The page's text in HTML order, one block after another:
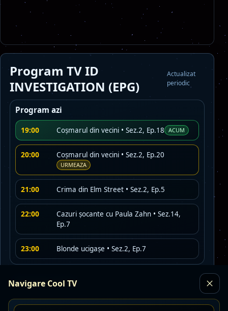
Navigare Cool TV
Program TV ID
INVESTIGATION (EPG)
Actualizat
periodic
Program azi
19:00 Coşmarul din vecini • Sez.2, Ep.18 ACUM
20:00 Coşmarul din vecini • Sez.2, Ep.20
URMEAZA
21:00 Crima din Elm Street • Sez.2, Ep.5
22:00
Cazuri şocante cu Paula Zahn • Sez.14,
Ep.7
23:00 Blonde ucigașe • Sez.2, Ep.7
Program maine
00:00 Cadavrele din apă • Sez.1, Ep.2